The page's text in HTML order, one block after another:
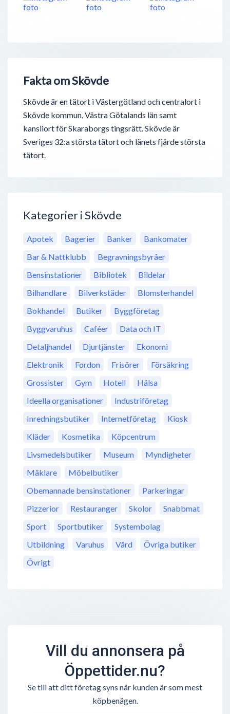
Fakta om Skövde
Skövde är en tätort i Västergötland och centralort i
Skövde kommun, Västra Götalands län samt
kansliort för Skaraborgs tingsrätt. Skövde är
Sveriges 32:a största tätort och länets fjärde största
tätort.
Kategorier i Skövde
Apotek Bagerier Banker
Bankomater
Bar & Nattklubb
Begravningsbyråer
Bensinstationer
Bibliotek
Bildelar
Bilhandlare
Bilverkstäder
Blomsterhandel
Bokhandel
Butiker
Byggföretag
Byggvaruhus
Caféer
Data och IT
Detaljhandel
Djurtjänster
Ekonomi
Elektronik
Fordon Frisörer
Försäkring
Grossister
Gym Hotell
Hälsa
Ideella organisationer
Industriföretag
Inredningsbutiker
Internetföretag
Kiosk
Kläder
Kosmetika
Köpcentrum
Livsmedelsbutiker
Museum
Myndigheter
Mäklare
Möbelbutiker
Obemannade bensinstationer
Parkeringar
Pizzerior
Restauranger Skolor
Snabbmat
Sport
Sportbutiker
Systembolag
Utbildning
Varuhus Vård
Övriga butiker
Övrigt
Vill du annonsera på
Öppettider.nu?
Se till att ditt företag syns när kunden är som mest
köpbenägen.